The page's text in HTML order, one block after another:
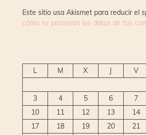
Este sitio usa Akismet para reducir el
cómo se procesan los datos de tus
L M X J V
3
4 5 6 7
10
11 12 13 14
17
18 19 20 21